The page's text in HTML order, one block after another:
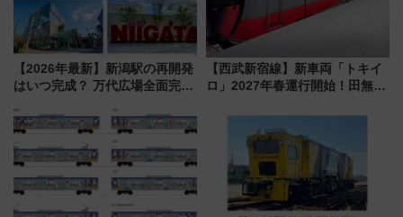
【2026年最新】新潟駅の再開発
はいつ完成？ 万代広場全面完成
開発、バスタ新潟構想まで徹底
解説！
【西武新宿線】新車両「トキイ
ロ」2027年春運行開始！田無・
「第2弾」も